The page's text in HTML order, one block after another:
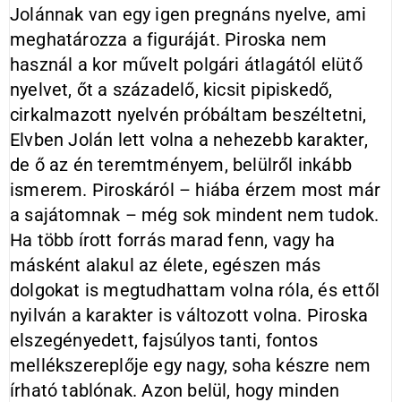
Jolánnak van egy igen pregnáns nyelve, ami
meghatározza a figuráját. Piroska nem
használ a kor művelt polgári átlagától elütő
nyelvet, őt a századelő, kicsit pipiskedő,
cirkalmazott nyelvén próbáltam beszéltetni,
Elvben Jolán lett volna a nehezebb karakter,
de ő az én teremtményem, belülről inkább
ismerem. Piroskáról – hiába érzem most már
a sajátomnak – még sok mindent nem tudok.
Ha több írott forrás marad fenn, vagy ha
másként alakul az élete, egészen más
dolgokat is megtudhattam volna róla, és ettől
nyilván a karakter is változott volna. Piroska
elszegényedett, fajsúlyos tanti, fontos
mellékszereplője egy nagy, soha készre nem
írható tablónak. Azon belül, hogy minden